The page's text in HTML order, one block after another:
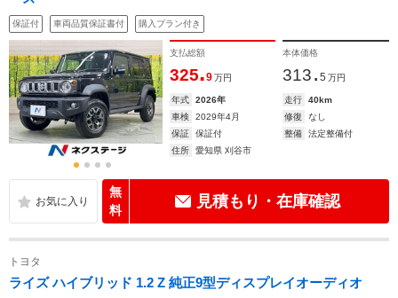
保証付 車両品質保証書付 購入プラン付き
支払総額
325.9 万円
本体価格
313. 5 万円
年式 2026年 走行
40km
車検
2029年4月 修復
なし
保証
保証付 整備
法定整備付
住所
愛知県 刈谷市
無
料
見積もり・在庫確認
トヨタ
ライズ ハイブリッド 1.2 Z 純正9型ディスプレイオーディオ